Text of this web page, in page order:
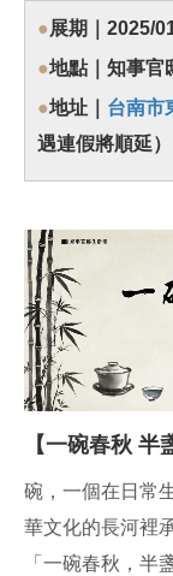
●展期｜2025/
●地點｜知事官
●地址｜ 台南市
遇連假將順延）
【一碗春秋
碗，一個在日常
華文化的長河裡
「一碗春秋，半